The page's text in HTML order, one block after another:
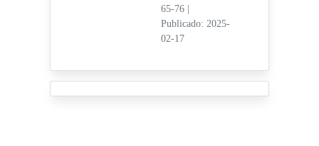
65-76
Publicado: 2025-
02-17